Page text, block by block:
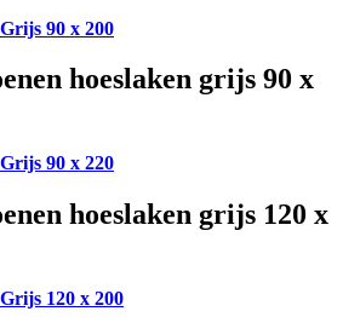
90 x 200
hoeslaken grijs 90 x
90 x 220
hoeslaken grijs 120 x
120 x 200